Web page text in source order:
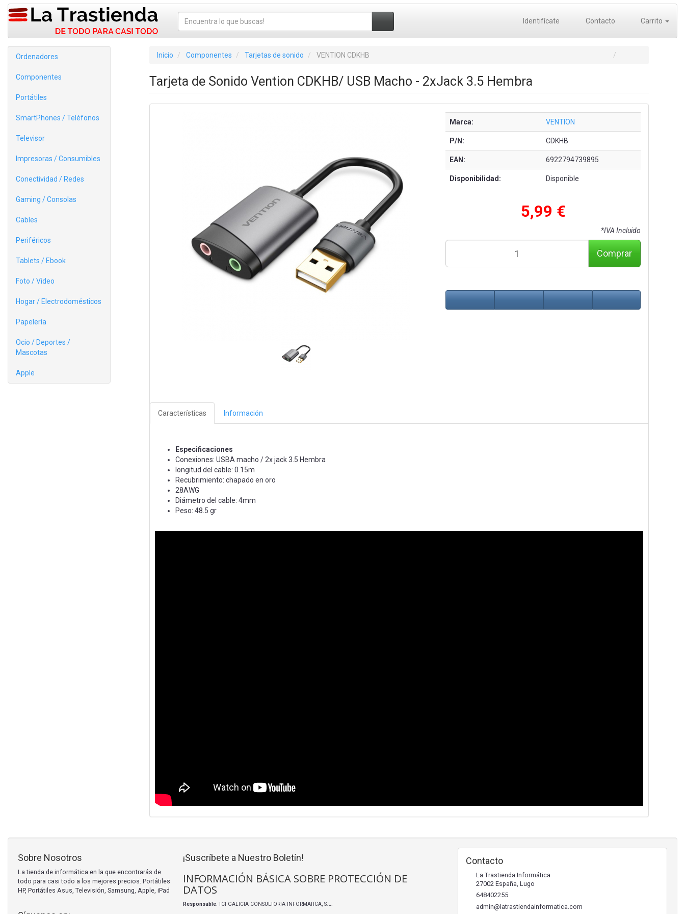
Identifícate Contacto Carrito
Ordenadores
Componentes
Portátiles
SmartPhones / Teléfonos
Televisor
Impresoras / Consumibles
Conectividad / Redes
Gaming / Consolas
Cables
Periféricos
Tablets / Ebook
Foto / Video
Hogar / Electrodomésticos
Papelería
Ocio / Deportes /
Mascotas
Apple
Inicio Componentes Tarjetas de sonido VENTION CDKHB
Tarjeta de Sonido Vention CDKHB/ USB Macho - 2xJack 3.5 Hembra
Marca: VENTION
P/N: CDKHB
EAN: 6922794739895
Disponibilidad: Disponible
5,99 €
*IVA Incluido
Comprar
Características Información
Especificaciones
Conexiones: USBA macho / 2x jack 3.5 Hembra
longitud del cable: 0.15m
Recubrimiento: chapado en oro
28AWG
Diámetro del cable: 4mm
Peso: 48.5 gr
Sobre Nosotros
La tienda de informática en la que encontrarás de
todo para casi todo a los mejores precios. Portátiles
HP, Portátiles Asus, Televisión, Samsung, Apple, iPad
¡Suscríbete a Nuestro Boletín!
INFORMACIÓN BÁSICA SOBRE PROTECCIÓN DE
DATOS
Responsable: TCI GALICIA CONSULTORIA INFORMATICA, S.L.
Contacto
La Trastienda Informática
27002 España Lugo
648402255
admin@latrastiendainformatica.com